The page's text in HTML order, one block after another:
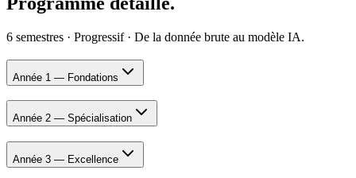
6 semestres · Progressif · De la donnée brute au modèle IA.
Année 1 — Fondations
Année 2 — Spécialisation
Année 3 — Excellence